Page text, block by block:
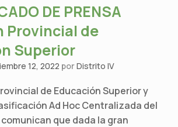
DE PRENSA
Provincial de
Superior
12, 2022 porDistrito IV
de Educación Superior y
Ad Hoc Centralizada del
que dada la gran